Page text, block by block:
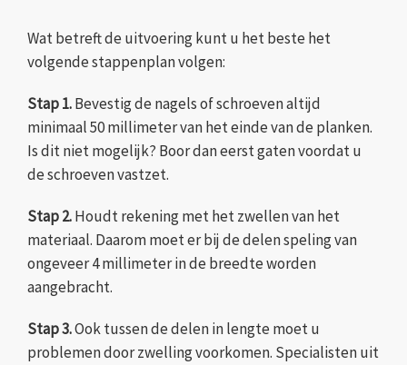
Wat betreft de uitvoering kunt u het beste het
volgende stappenplan volgen:
Stap 1.Bevestig de nagels of schroeven altijd
minimaal 50 millimeter van het einde van de planken.
Is dit niet mogelijk? Boor dan eerst gaten voordat u
de schroeven vastzet.
Stap 2.Houdt rekening met het zwellen van het
materiaal. Daarom moet er bij de delen speling van
ongeveer 4 millimeter in de breedte worden
aangebracht.
Stap 3.Ook tussen de delen in lengte moet u
problemen door zwelling voorkomen. Specialisten uit